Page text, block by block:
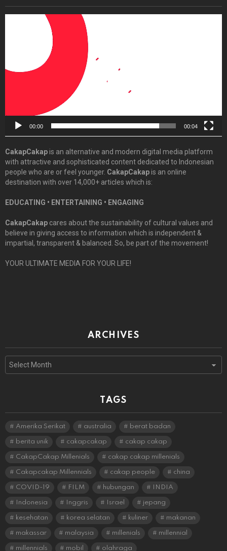
00:00 00:04
CakapCakapis an alternative and modern digital media platform
with attractive and sophisticated content dedicated to Indonesian
people who are or feel younger. CakapCakapis an online
destination with over 14,000+ articles which is:
EDUCATING • ENTERTAINING • ENGAGING
CakapCakap cares about the sustainability of cultural values and
believe in giving access to information which is independent &
impartial, transparent & balanced. So, be part of the movement!
YOUR ULTIMATE MEDIA FOR YOUR LIFE!
ARCHIVES
TAGS
Amerika Serikat australia berat badan
berita unik cakapcakap cakap cakap
CakapCakap Millenials cakap cakap millenials
Cakapcakap Millennials cakap people china
COVID-19 FILM hubungan INDIA
Indonesia Inggris Israel jepang
kesehatan korea selatan kuliner makanan
makassar malaysia millenials millennial
millennials mobil olahraga